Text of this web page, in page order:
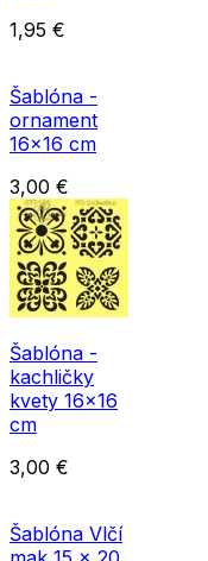
1,95 €
Šablóna -
ornament
16x16 cm
3,00 €
Šablóna -
kachličky
kvety 16x16
cm
3,00 €
Šablóna Vlčí